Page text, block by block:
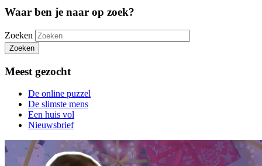
Waar ben je naar op zoek?
Zoeken
Zoeken
Meest gezocht
De online puzzel
De slimste mens
Een huis vol
Nieuwsbrief